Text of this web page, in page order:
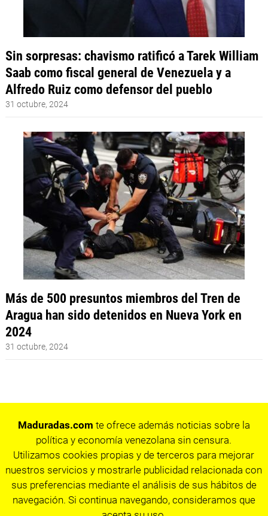
Sin sorpresas: chavismo ratificó a Tarek William
Saab como fiscal general de Venezuela y a
Alfredo Ruiz como defensor del pueblo
31 octubre, 2024
Más de 500 presuntos miembros del Tren de
Aragua han sido detenidos en Nueva York en
2024
31 octubre, 2024
Maduradas.com te ofrece además noticias sobre la
política y economía venezolana sin censura.
Utilizamos cookies propias y de terceros para mejorar
nuestros servicios y mostrarle publicidad relacionada con
sus preferencias mediante el análisis de sus hábitos de
navegación. Si continua navegando, consideramos que